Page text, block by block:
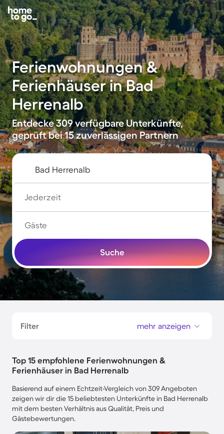
Ferienwohnungen &
Ferienhäuser in Bad
Herrenalb
Entdecke 309 verfügbare Unterkünfte,
geprüft bei 15 zuverlässigen Partnern
Jederzeit
Gäste
Suche
Filter mehr anzeigen
Top 15 empfohlene Ferienwohnungen &
Ferienhäuser in Bad Herrenalb
Basierend auf einem Echtzeit-Vergleich von 309 Angeboten
zeigen wir dir die 15 beliebtesten Unterkünfte in Bad Herrenalb
mit dem besten Verhältnis aus Qualität, Preis und
Gästebewertungen.